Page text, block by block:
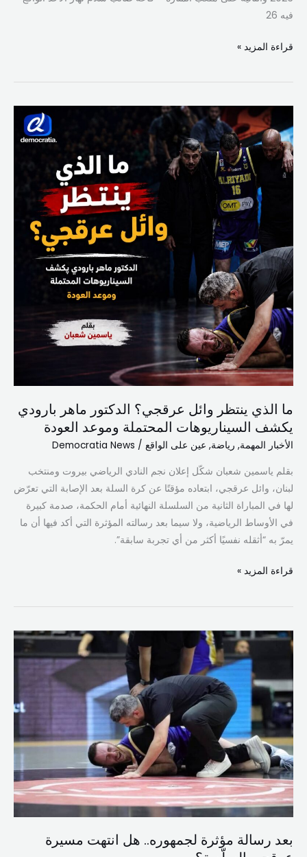
فيه 26
قراءة المزيد »
ما الذي ينتظر وائل عرقجي؟ الدكتور ماهر بارودي
يكشف السيناريوهات المحتملة وموعد العودة
الأخبار المهمة, رياضة, عين على الواقع /
Democratia News
بقلم ياسمين شعبان شكّل إعلان نجم النادي الرياضي بيروت ومنتخب
لبنان، وائل عرقجي، ابتعاده مؤقتًا عن كرة السلة بعد الإصابة التي تعرّض
لها في المباراة الثانية من السلسلة النهائية أمام الحكمة، صدمة كبيرة
في الأوساط الرياضية، ولا سيما بعد رسالته المؤثرة التي أكد فيها أن ما
يمرّ به “أثقله نفسيًا أكثر من أي تجربة سابقة”.
الذي
ينتظر
وائل
عرقجي؟
يكشف
السيناريوهات
المحتملة
وموعد
العودة
قراءة المزيد »
بعد رسالة مؤثرة لجمهوره.. هل انتهت مسيرة
بعد
رسالة
لجمهوره..
هل
انتهت
مسيرة
عرقجي
السلّوية؟